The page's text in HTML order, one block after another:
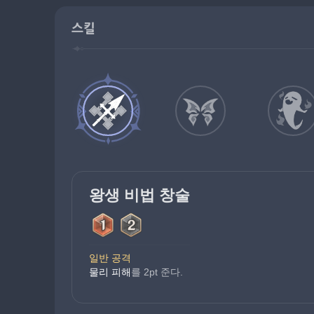
스킬
왕생 비법 창술
일반 공격
물리 피해를 2pt 준다.